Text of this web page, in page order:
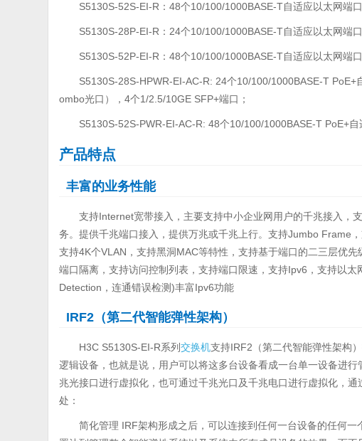
S5130S-52S-EI-R：48个10/100/1000BASE-T自适应以太网端
S5130S-28P-EI-R：24个10/100/1000BASE-T自适应以太网端
S5130S-52P-EI-R：48个10/100/1000BASE-T自适应以太网端
S5130S-28S-HPWR-EI-AC-R: 24个10/100/1000BASE-T
ombo光口），4个1/2.5/10GE SFP+端口；
S5130S-52S-PWR-EI-AC-R: 48个10/100/1000BASE-T PoE+
产品特点
丰富的业务性能
支持Internet宽带接入，主要支持中小企业网用户的千兆接入，
务。提供千兆端口接入，提供万兆或千兆上行。支持Jumbo Frame
支持4K个VLAN，支持黑洞MAC等特性，支持基于端口的二三层优
端口隔离，支持访问控制列表，支持端口限速，支持Ipv6，支持以
Detection，连通错误检测)丰富Ipv6功能
IRF2（第二代智能弹性架构）
H3C S5130S-EI-R系列交换机支持IRF2（第二代智能弹性架构
逻辑设备，也就是说，用户可以将这多台设备看成一台单一设备进
兆光接口进行虚拟化，也可通过千兆光口及千兆电口进行虚拟化，
处：
简化管理 IRF架构形成之后，可以连接到任何一台设备的任何